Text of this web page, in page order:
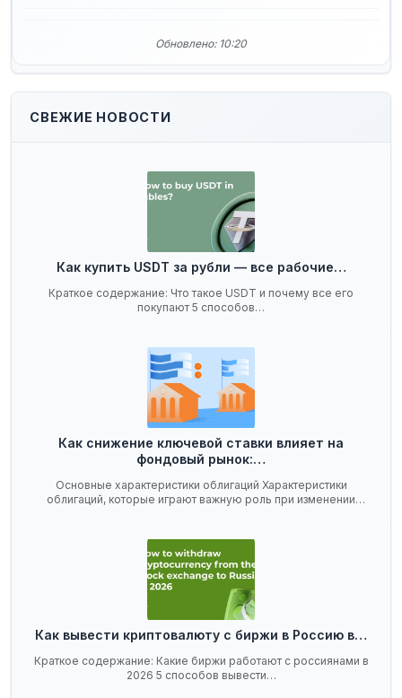
Обновлено: 10:20
СВЕЖИЕ НОВОСТИ
Как купить USDT за рубли — все рабочие…
Краткое содержание: Что такое USDT и почему все его
покупают 5 способов…
Как снижение ключевой ставки влияет на
фондовый рынок:…
Основные характеристики облигаций Характеристики
облигаций, которые играют важную роль при изменении
Как вывести криптовалюту с биржи в Россию в…
Краткое содержание: Какие биржи работают с россиянами в
2026 5 способов вывести…